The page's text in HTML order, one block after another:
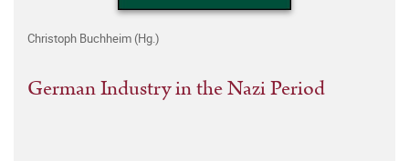
Christoph Buchheim (Hg.)
German Industry in the Nazi Period